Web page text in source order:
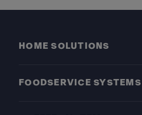
HOME SOLUTIONS
FOODSERVICE SYSTEMS